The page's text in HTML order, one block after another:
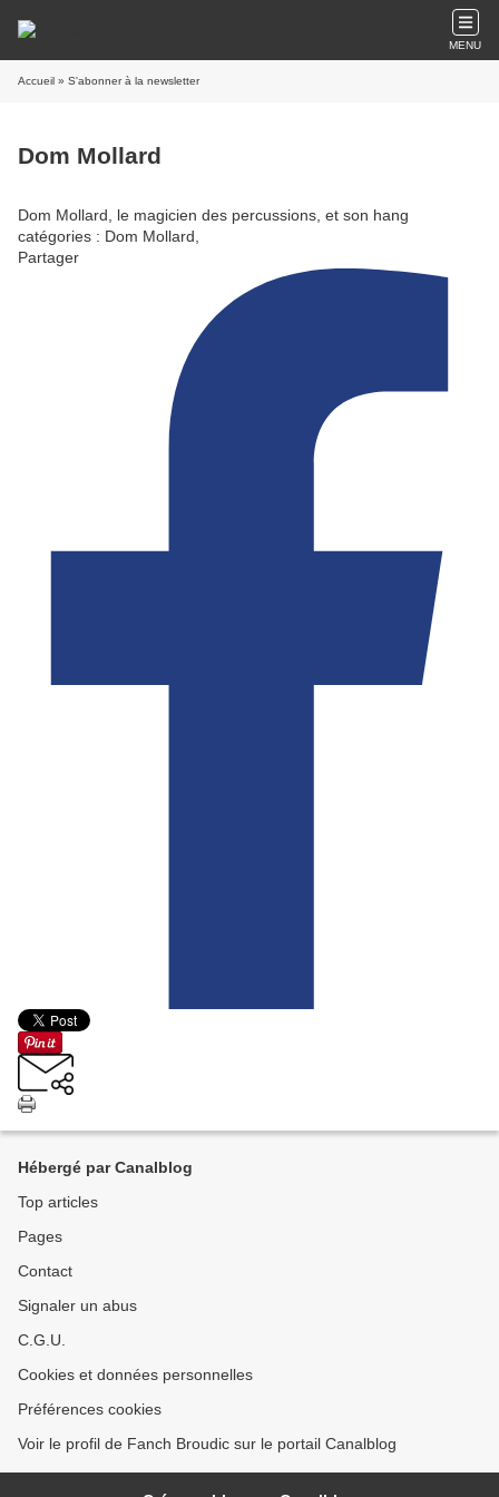
MENU
Accueil » S'abonner à la newsletter
Dom Mollard
Dom Mollard, le magicien des percussions, et son hang
catégories : Dom Mollard,
Partager
Hébergé par Canalblog
Top articles
Pages
Contact
Signaler un abus
C.G.U.
Cookies et données personnelles
Préférences cookies
Voir le profil de Fanch Broudic sur le portail Canalblog